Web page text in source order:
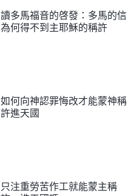
讀多馬福音的啓發：多馬的信
為何得不到主耶穌的稱許
如何向神認罪悔改才能蒙神稱
許進天國
只注重勞苦作工就能蒙主稱